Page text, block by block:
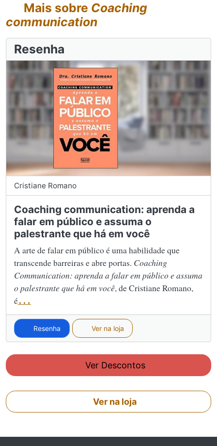
Mais sobre Coaching
communication
Resenha
Cristiane Romano
Coaching communication: aprenda a
falar em público e assuma o
palestrante que há em você
A arte de falar em público é uma habilidade que
transcende barreiras e abre portas. Coaching
Communication: aprenda a falar em público e assuma
o palestrante que há em você, de Cristiane Romano,
é...
Resenha Ver na loja
Ver Descontos
Ver na loja